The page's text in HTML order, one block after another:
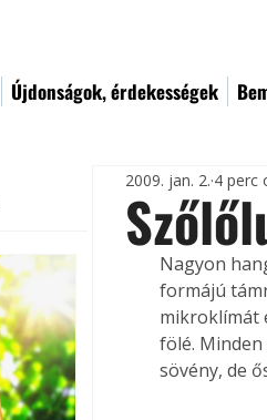
Újdonságok, érdekességek
2009. jan. 2. 4 perc
Nagyon
formájú
mikroklímát
fölé.
sövény, de